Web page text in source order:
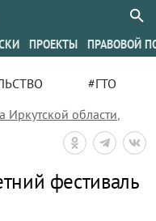
ПРОЕКТЫ ПРАВОВОЙ
#ГТО
Иркутской области,
фестиваль